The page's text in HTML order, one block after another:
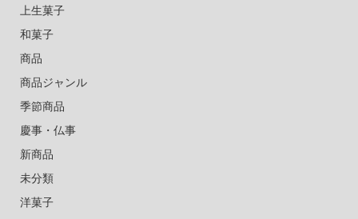
上生菓子
和菓子
商品
商品ジャンル
季節商品
慶事・仏事
新商品
未分類
洋菓子